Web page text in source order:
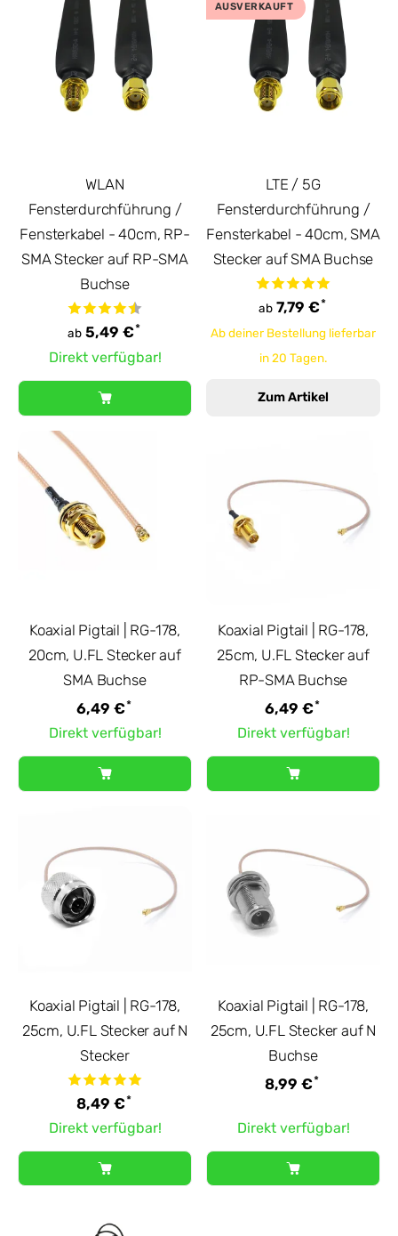
WLAN
Fensterdurchführung /
Fensterkabel - 40cm, RP-
SMA Stecker auf RP-SMA
Buchse
ab 5,49 €*
Direkt verfügbar!
AUSVERKAUFT
LTE / 5G
Fensterdurchführung /
Fensterkabel - 40cm, SMA
Stecker auf SMA Buchse
ab 7,79 €*
Ab deiner Bestellung lieferbar
in 20 Tagen.
Zum Artikel
Koaxial Pigtail | RG-178,
20cm, U.FL Stecker auf
SMA Buchse
6,49 €*
Direkt verfügbar!
Koaxial Pigtail | RG-178,
25cm, U.FL Stecker auf
RP-SMA Buchse
6,49 €*
Direkt verfügbar!
Koaxial Pigtail | RG-178,
25cm, U.FL Stecker auf N
Stecker
8,49 €*
Direkt verfügbar!
Koaxial Pigtail | RG-178,
25cm, U.FL Stecker auf N
Buchse
8,99 €*
Direkt verfügbar!